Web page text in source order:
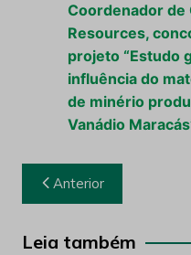
Coordenador de
Resources,
projeto “Estudo
influência do
de minério
Vanádio
Navegação
de
Post
Anterior
Leia também